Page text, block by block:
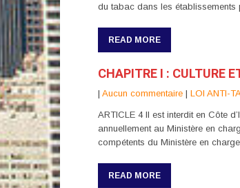
du tabac dans les établissements
READ MORE
CHAPITRE I : CULTURE
| Aucun commentaire | LOI ANTI-
ARTICLE 4 Il est interdit en Côte
annuellement au Ministère en
compétents du Ministère en
READ MORE